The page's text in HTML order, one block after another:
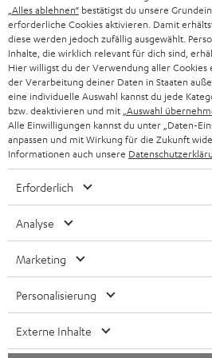
BLUETOOTH-LAUTSPRECHER
KOPFHÖRER
BLUETOOTH-KOPFHÖRER
STEREOANLAGEN
LAUTSPRECHER
ULTIMA-SERIE
IN-EAR-KOPFHÖRER
FANSHOP
NEUHEITEN
PARTNERPROGRAMM
BLOG
NEWSLETTER
STORES
DEINE VORTEILE BEI TEUFEL
UNSER MANAGEMENT
NACHHALTIGKEIT
UNSERE WERTE
BILDUNGSRABATT
SCHWEIZ
NIEDERLANDE
BELGIEN
FRANKREICH
POLEN
SPANIEN
ITALIEN
Technische Änderungen, Tippfehler und
Fotos abgebildete Zubehör ist nicht im
Entsorgungsgebühren für Batterien sind im
„Alles ablehnen“ bestätigst du unsere
erforderliche Cookies aktivieren. Damit
diese werden jedoch zufällig ausgewählt.
Inhalte, die wirklich relevant für dich sind,
Hier willigst du der Verwendung aller
der Verarbeitung deiner Daten in Staaten
eine individuelle Auswahl kannst du jede
bzw. deaktivieren und mit „Auswahl
Alle Einwilligungen kannst du unter „Daten-
anpassen und mit Wirkung für die Zukunft
Informationen auch unsere
Erforderlich
Analyse
Marketing
Personalisierung
Externe Inhalte